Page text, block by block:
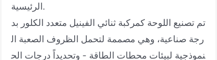
الرئيسية.
تم تصنيع اللوحة كمركبة ثنائي الفينيل متعدد الكلور بد
رجة صناعية، وهي مصممة لتحمل الظروف الصعبة ال
نموذجية لبيئات محطات الطاقة - وتحديداً درجات الح